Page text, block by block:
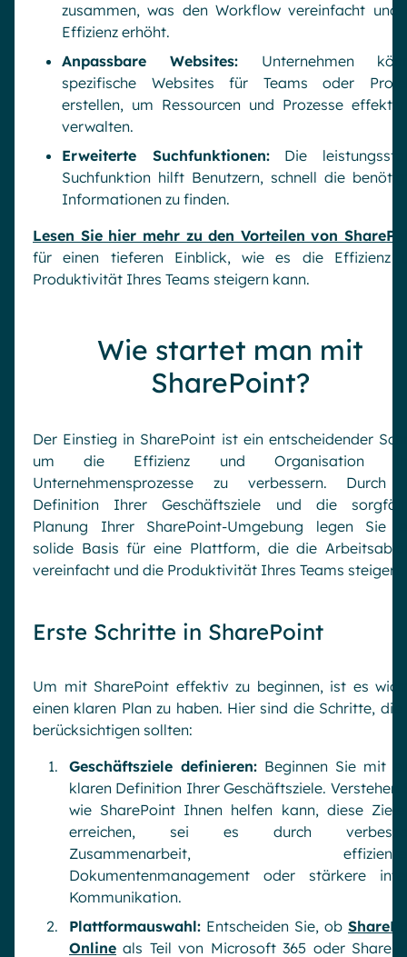
zusammen, was den Workflow vereinfacht und
Effizienz erhöht.
Anpassbare Websites: Unternehmen
spezifische Websites für Teams oder
erstellen, um Ressourcen und Prozesse
verwalten.
Erweiterte Suchfunktionen:Die
Suchfunktion hilft Benutzern, schnell die
Informationen zu finden.
Lesen Sie hier mehr zu den Vorteilen von
für einen tieferen Einblick, wie es die Effizienz
Produktivität Ihres Teams steigern kann.
Wie startet man mit
SharePoint?
Der Einstieg in SharePoint ist ein entscheidender
um die Effizienz und Organisation
Unternehmensprozesse zu verbessern. Durch
Definition Ihrer Geschäftsziele und die
Planung Ihrer SharePoint-Umgebung legen Sie
solide Basis für eine Plattform, die die
vereinfacht und die Produktivität Ihres Teams steigert.
Erste Schritte in SharePoint
Um mit SharePoint effektiv zu beginnen, ist es
einen klaren Plan zu haben. Hier sind die Schritte, die
berücksichtigen sollten:
Geschäftsziele definieren: Beginnen Sie mit
klaren Definition Ihrer Geschäftsziele. Verstehen
wie SharePoint Ihnen helfen kann, diese
erreichen, sei es durch
Zusammenarbeit,
Dokumentenmanagement oder stärkere
Kommunikation.
Plattformauswahl: Entscheiden Sie, ob
Online als Teil von Microsoft 365 oder